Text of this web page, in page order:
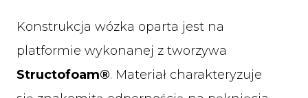
Konstrukcja wózka oparta jest na
platformie wykonanej z tworzywa
Structofoam®. Materiał charakteryzuje